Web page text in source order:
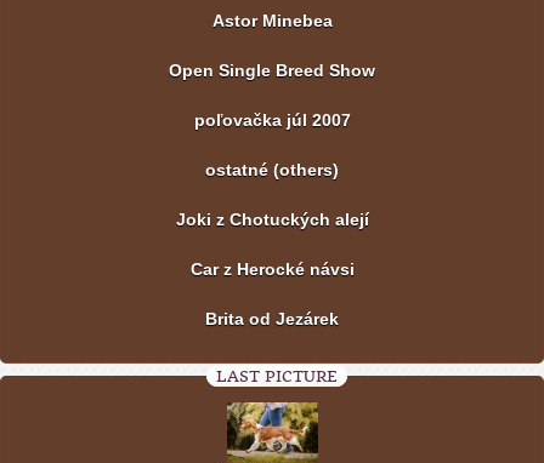
Astor Minebea
Open Single Breed Show
poľovačka júl 2007
ostatné (others)
Joki z Chotuckých alejí
Car z Herocké návsi
Brita od Jezárek
LAST PICTURE